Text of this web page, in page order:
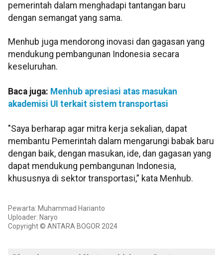
pemerintah dalam menghadapi tantangan baru
dengan semangat yang sama.
Menhub juga mendorong inovasi dan gagasan yang
mendukung pembangunan Indonesia secara
keseluruhan.
Baca juga: Menhub apresiasi atas masukan
akademisi UI terkait sistem transportasi
"Saya berharap agar mitra kerja sekalian, dapat
membantu Pemerintah dalam mengarungi babak baru
dengan baik, dengan masukan, ide, dan gagasan yang
dapat mendukung pembangunan Indonesia,
khususnya di sektor transportasi,” kata Menhub.
Pewarta: Muhammad Harianto
Uploader: Naryo
Copyright © ANTARA BOGOR 2024